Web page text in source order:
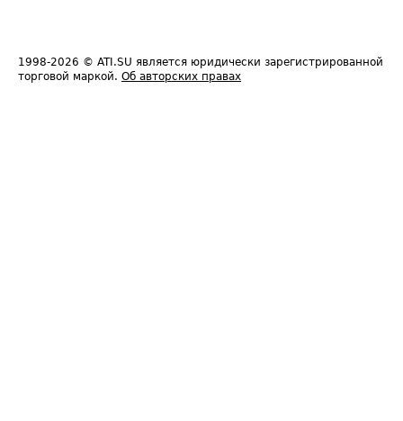
1998-2026 © ATI.SU является юридически зарегистрированной
торговой маркой. Об авторских правах